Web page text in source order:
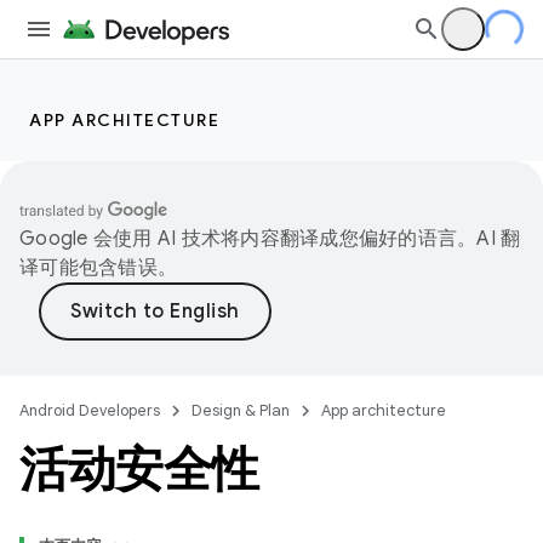
APP ARCHITECTURE
Google 会使用 AI 技术将内容翻译成您偏好的语言。AI 翻
译可能包含错误。
Android Developers Design & Plan App architecture
活动安全性